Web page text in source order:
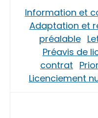
Information et
Adaptation et
préalable
Préavis de
contrat
Licenciement